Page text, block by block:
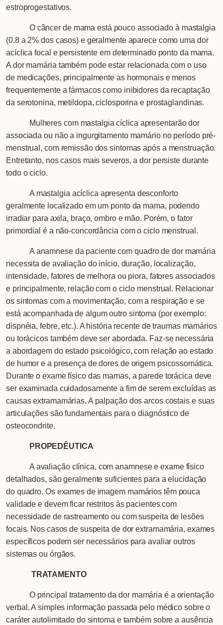
estroprogestativos.
O câncer de mama está pouco associado à mastalgia
(0,8 a 2% dos casos) e geralmente aparece como uma dor
acíclica focal e persistente em determinado ponto da mama.
A dor mamária também pode estar relacionada com o uso
de medicações, principalmente as hormonais e menos
frequentemente a fármacos como inibidores da recaptação
da serotonina, metildopa, ciclosporina e prostaglandinas.
Mulheres com mastalgia cíclica apresentarão dor
associada ou não a ingurgitamento mamário no período pré-
menstrual, com remissão dos sintomas após a menstruação.
Entretanto, nos casos mais severos, a dor persiste durante
todo o ciclo.
A mastalgia acíclica apresenta desconforto
geralmente localizado em um ponto da mama, podendo
irradiar para axila, braço, ombro e mão. Porém, o fator
primordial é a não-concordância com o ciclo menstrual.
A anamnese da paciente com quadro de dor mamária
necessita de avaliação do início, duração, localização,
intensidade, fatores de melhora ou piora, fatores associados
e principalmente, relação com o ciclo menstrual. Relacionar
os sintomas com a movimentação, com a respiração e se
está acompanhada de algum outro sintoma (por exemplo:
dispnéia, febre, etc.). A história recente de traumas mamários
ou torácicos também deve ser abordada. Faz-se necessária
a abordagem do estado psicológico, com relação ao estado
de humor e a presença de dores de origem psicossomática.
Durante o exame físico das mamas, a parede torácica deve
ser examinada cuidadosamente a fim de serem excluídas as
causas extramamárias. A palpação dos arcos costais e suas
articulações são fundamentais para o diagnóstico de
osteocondrite.
PROPEDÊUTICA
A avaliação clínica, com anamnese e exame físico
detalhados, são geralmente suficientes para a elucidação
do quadro. Os exames de imagem mamários têm pouca
validade e devem ficar restritos às pacientes com
necessidade de rastreamento ou com suspeita de lesões
focais. Nos casos de suspeita de dor extramamária, exames
específicos podem ser necessários para avaliar outros
sistemas ou órgãos.
TRATAMENTO
O principal tratamento da dor mamária é a orientação
verbal. A simples informação passada pelo médico sobre o
caráter autolimitado do sintoma e também sobre a ausência